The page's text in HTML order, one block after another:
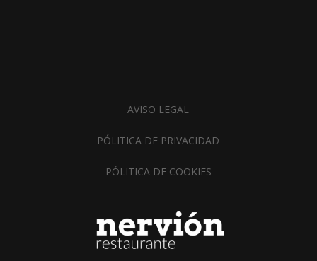
AVISO LEGAL
PÓLITICA DE PRIVACIDAD
PÓLITICA DE COOKIES